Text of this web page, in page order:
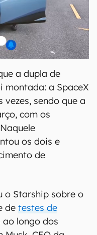
a dupla de
montada: a SpaceX
sendo que a
com os
os dois e
de
o Starship sobre o
de testes de
ao longo dos